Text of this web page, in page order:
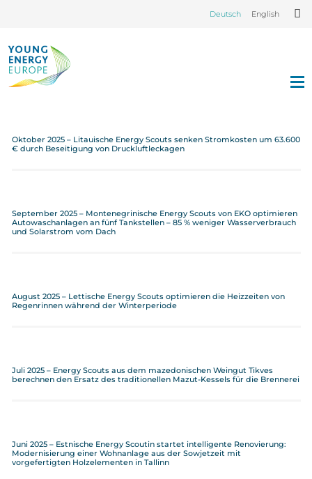
Deutsch English
Oktober 2025 – Litauische Energy Scouts senken Stromkosten um 63.600
€ durch Beseitigung von Druckluftleckagen
September 2025 – Montenegrinische Energy Scouts von EKO optimieren
Autowaschanlagen an fünf Tankstellen – 85 % weniger Wasserverbrauch
und Solarstrom vom Dach
August 2025 – Lettische Energy Scouts optimieren die Heizzeiten von
Regenrinnen während der Winterperiode
Juli 2025 – Energy Scouts aus dem mazedonischen Weingut Tikves
berechnen den Ersatz des traditionellen Mazut-Kessels für die Brennerei
Juni 2025 – Estnische Energy Scoutin startet intelligente Renovierung:
Modernisierung einer Wohnanlage aus der Sowjetzeit mit
vorgefertigten Holzelementen in Tallinn